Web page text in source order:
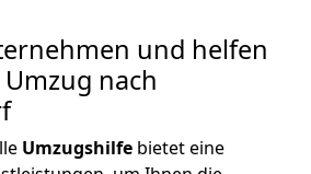
und helfen
nach
Umzugshilfe bietet eine